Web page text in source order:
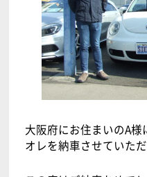
大阪府にお住まいのA様
オレを納車させていただ